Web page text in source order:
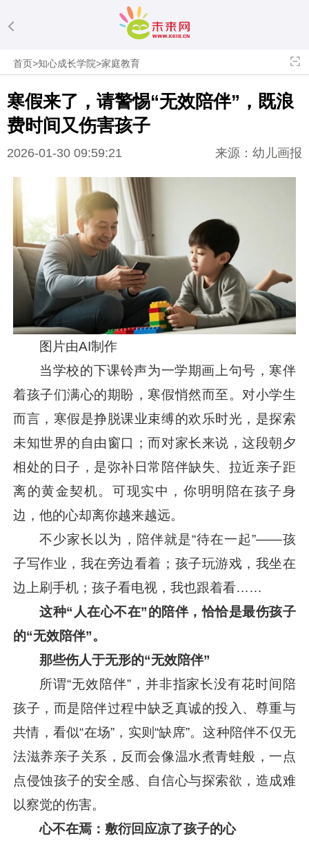
首页>知心成长学院>家庭教育
寒假来了，请警惕“无效陪伴”，既浪
费时间又伤害孩子
2026-01-30 09:59:21 来源：幼儿画报
图片由AI制作
当学校的下课铃声为一学期画上句号，寒伴
着孩子们满心的期盼，寒假悄然而至。对小学生
而言，寒假是挣脱课业束缚的欢乐时光，是探索
未知世界的自由窗口；而对家长来说，这段朝夕
相处的日子，是弥补日常陪伴缺失、拉近亲子距
离的黄金契机。可现实中，你明明陪在孩子身
边，他的心却离你越来越远。
不少家长以为，陪伴就是“待在一起”——孩
子写作业，我在旁边看着；孩子玩游戏，我坐在
边上刷手机；孩子看电视，我也跟着看……
这种“人在心不在”的陪伴，恰恰是最伤孩子
的“无效陪伴”。
那些伤人于无形的“无效陪伴”
所谓“无效陪伴”，并非指家长没有花时间陪
孩子，而是陪伴过程中缺乏真诚的投入、尊重与
共情，看似“在场”，实则“缺席”。这种陪伴不仅无
法滋养亲子关系，反而会像温水煮青蛙般，一点
点侵蚀孩子的安全感、自信心与探索欲，造成难
以察觉的伤害。
心不在焉：敷衍回应凉了孩子的心